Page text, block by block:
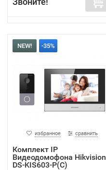
NEW! -35%
избранное сравнить
Комплект IP
Видеодомофона Hikvision
DS-KIS603-P(C)